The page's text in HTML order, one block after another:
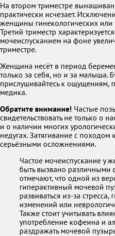
На втором триместре
практически исчезает.
женщины гинекологических или
Третий триместр
мочеиспусканием на фоне
триместре.
Женщина несёт в период
только за себя, но и за малыша.
прислушивайтесь к ощущениям,
медика.
Обратите внимание! Частые
свидетельствовать не только о
и о наличии многих
недугах. Затягивание с походом
серьёзными осложнениями.
Частое мочеиспускание у
быть вызвано различными
отмечают, что одной из
гиперактивный мочевой
развиваться из-за
изменений или
Также стоит учитывать
употребление кофеина и
раздражать мочевой